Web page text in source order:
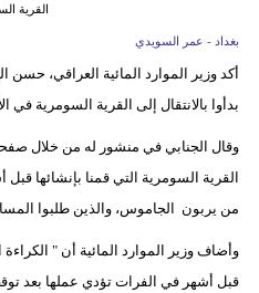
القرية
بغداد - عمر السويدي
أكد وزير الموارد المائية العراقي،
بدأوا بالانتقال إلى القرية السومرية في
وقال الجنابي في منشور له من خلال
القرية السومرية التي قمنا بإنشائها قبل
من يربون الجاموس، والذين طلبوا
وأضاف وزير الموارد المائية أن "
قبل أشهر في الفرات تؤدي عملها بعد